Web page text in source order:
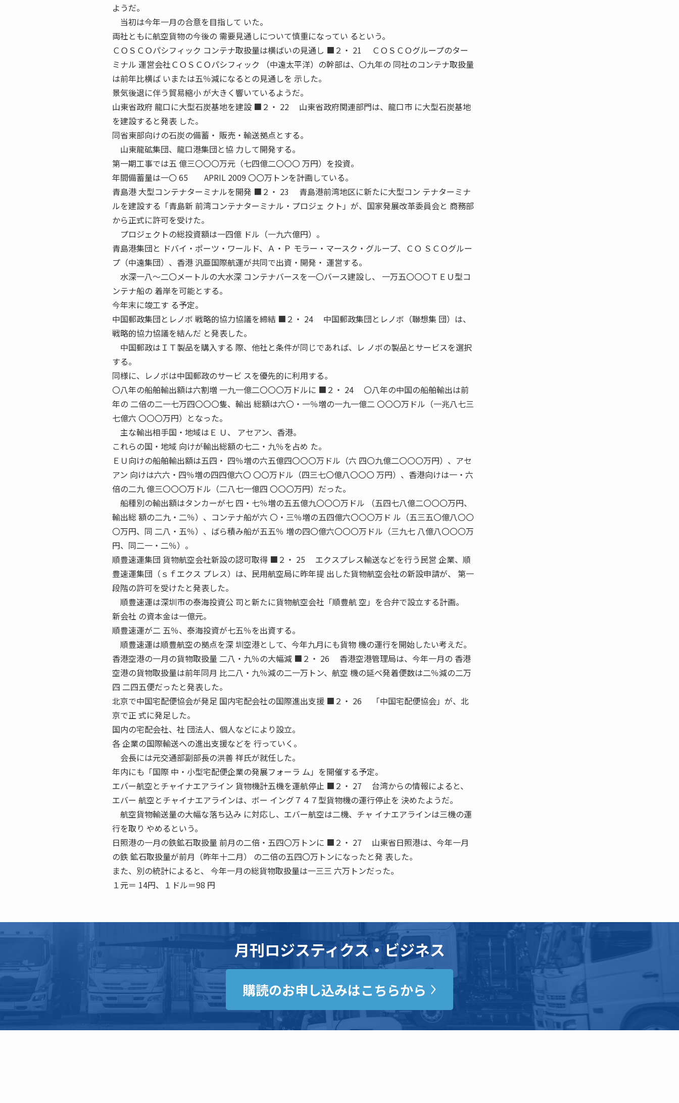
ようだ。
当初は今年一月の合意を目指して いた。
両社ともに航空貨物の今後の 需要見通しについて慎重になってい るという。
ＣＯＳＣＯパシフィック コンテナ取扱量は横ばいの見通し ■２・ 21 ＣＯＳＣＯグループのター
ミナル 運営会社ＣＯＳＣＯパシフィック （中遠太平洋）の幹部は、〇九年の 同社のコンテナ取扱量
は前年比横ば いまたは五％減になるとの見通しを 示した。
景気後退に伴う貿易縮小 が大きく響いているようだ。
山東省政府 龍口に大型石炭基地を建設 ■２・ 22 山東省政府関連部門は、龍口市 に大型石炭基地
を建設すると発表 した。
同省東部向けの石炭の備蓄・ 販売・輸送拠点とする。
山東龍砿集団、龍口港集団と協 力して開発する。
第一期工事では五 億三〇〇〇万元（七四億二〇〇〇 万円）を投資。
年間備蓄量は一〇 65 APRIL 2009 〇〇万トンを計画している。
青島港 大型コンテナターミナルを開発 ■２・ 23 青島港前湾地区に新たに大型コン テナターミナ
ルを建設する「青島新 前湾コンテナターミナル・プロジェ クト」が、国家発展改革委員会と 商務部
から正式に許可を受けた。
プロジェクトの総投資額は一四億 ドル（一九六億円）。
青島港集団と ドバイ・ポーツ・ワールド、Ａ・Ｐ モラー・マースク・グループ、ＣＯ ＳＣＯグルー
プ（中遠集団）、香港 汎亜国際航運が共同で出資・開発・ 運営する。
水深一八〜二〇メートルの大水深 コンテナバースを一〇バース建設し、 一万五〇〇〇ＴＥＵ型コ
ンテナ船の 着岸を可能とする。
今年末に竣工す る予定。
中国郵政集団とレノボ 戦略的協力協議を締結 ■２・ 24 中国郵政集団とレノボ（聯想集 団）は、
戦略的協力協議を結んだ と発表した。
中国郵政はＩＴ製品を購入する 際、他社と条件が同じであれば、レ ノボの製品とサービスを選択
する。
同様に、レノボは中国郵政のサービ スを優先的に利用する。
〇八年の船舶輸出額は六割増 一九一億二〇〇〇万ドルに ■２・ 24 〇八年の中国の船舶輸出は前
年の 二倍の二一七万四〇〇〇隻、輸出 総額は六〇・一％増の一九一億二 〇〇〇万ドル（一兆八七三
七億六 〇〇〇万円）となった。
主な輸出相手国・地域はＥ Ｕ、 アセアン、香港。
これらの国・地域 向けが輸出総額の七二・九％を占め た。
ＥＵ向けの船舶輸出額は五四・ 四％増の六五億四〇〇〇万ドル（六 四〇九億二〇〇〇万円）、アセ
アン 向けは六六・四％増の四四億六〇 〇〇万ドル（四三七〇億八〇〇〇 万円）、香港向けは一・六
倍の二九 億三〇〇〇万ドル（二八七一億四 〇〇〇万円）だった。
船種別の輸出額はタンカーが七 四・七％増の五五億九〇〇〇万ドル （五四七八億二〇〇〇万円、
輸出総 額の二九・二％）、コンテナ船が六 〇・三％増の五四億六〇〇〇万ド ル（五三五〇億八〇〇
〇万円、同 二八・五％）、ばら積み船が五五％ 増の四〇億六〇〇〇万ドル（三九七 八億八〇〇〇万
円、同二一・二％）。
順豊速運集団 貨物航空会社新設の認可取得 ■２・ 25 エクスプレス輸送などを行う民営 企業、順
豊速運集団（ｓｆエクス プレス）は、民用航空局に昨年提 出した貨物航空会社の新設申請が、 第一
段階の許可を受けたと発表した。
順豊速運は深圳市の泰海投資公 司と新たに貨物航空会社「順豊航 空」を合弁で設立する計画。
新会社 の資本金は一億元。
順豊速運が二 五％、泰海投資が七五％を出資する。
順豊速運は順豊航空の拠点を深 圳空港として、今年九月にも貨物 機の運行を開始したい考えだ。
香港空港の一月の貨物取扱量 二八・九％の大幅減 ■２・ 26 香港空港管理局は、今年一月の 香港
空港の貨物取扱量は前年同月 比二八・九％減の二一万トン、航空 機の延べ発着便数は二％減の二万
四 二四五便だったと発表した。
北京で中国宅配便協会が発足 国内宅配会社の国際進出支援 ■２・ 26 「中国宅配便協会」が、北
京で正 式に発足した。
国内の宅配会社、社 団法人、個人などにより設立。
各 企業の国際輸送への進出支援などを 行っていく。
会長には元交通部副部長の洪善 祥氏が就任した。
年内にも「国際 中・小型宅配便企業の発展フォーラ ム」を開催する予定。
エバー航空とチャイナエアライン 貨物機計五機を運航停止 ■２・ 27 台湾からの情報によると、
エバー 航空とチャイナエアラインは、ボー イング７４７型貨物機の運行停止を 決めたようだ。
航空貨物輸送量の大幅な落ち込み に対応し、エバー航空は二機、チャ イナエアラインは三機の運
行を取り やめるという。
日照港の一月の鉄鉱石取扱量 前月の二倍・五四〇万トンに ■２・ 27 山東省日照港は、今年一月
の鉄 鉱石取扱量が前月（昨年十二月） の二倍の五四〇万トンになったと発 表した。
また、別の統計によると、 今年一月の総貨物取扱量は一三三 六万トンだった。
１元＝ 14円、１ドル＝98 円
月刊ロジスティクス・ビジネス
購読のお申し込みはこちらから